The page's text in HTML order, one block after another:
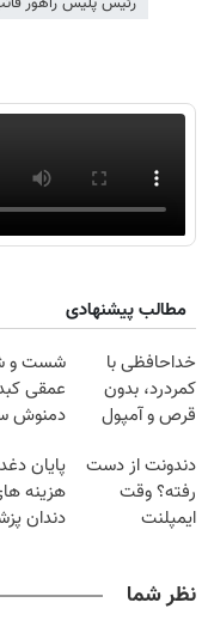
مطالب پیشنهادی
خداحافظی با
کمردرد، بدون
قرص و آمپول
شست و
عمقی
دمنوش
دندونت از دست
رفته؟ وقت
ایمپلنت
پایان
هزینه
دندان
نظر شما